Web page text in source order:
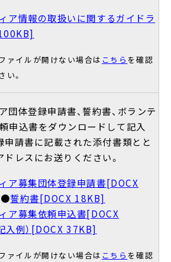
ア情報の取扱いに関するガイドラ
ァイルが開けない場合は こちら を確認
い。
団体登録申請書、誓約書、ボランテ
申込書をダウンロードして記入
申請書に記載された添付書類とと
ドレスにお送りください。
ア募集団体登録申請書[DOCX
誓約書[DOCX 18KB]
ア募集依頼申込書[DOCX
入例）[DOCX 37KB]
ァイルが開けない場合は こちら を確認